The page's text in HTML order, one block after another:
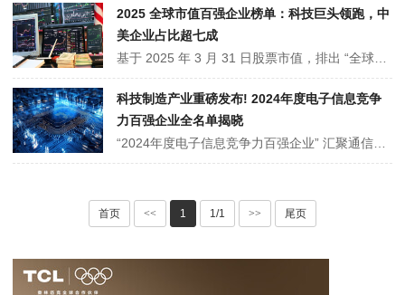
2025 全球市值百强企业榜单：科技巨头领跑，中
美企业占比超七成
基于 2025 年 3 月 31 日股票市值，排出 “全球市值百强上市公司” 榜单。苹果以 3.34 万亿美元登顶，微软、英伟达分列二、三位。100 强总市值达 42.6 万亿美元，年增 7%。科技公司最多，有 22 家，总市值 13.9 万亿美元。地域上，美国有 58 家企业上榜。中国有 14 家企业上榜，腾讯、阿里巴巴等企业市···
科技制造产业重磅发布! 2024年度电子信息竞争
力百强企业全名单揭晓
“2024年度电子信息竞争力百强企业” 汇聚通信、制造、新能源、半导体等多领域龙头。华为凭借技术优势位居榜首，比亚迪在新能源与电子制造领域成绩斐然，联想的电脑业务全球知名 。百强企业营收合计 65380 亿元，同比增长 10%，远超行业平均，占规上电子信息制造业收入超 40%，它们是推动行业技术创新、···
首页 << 1 1/1 >> 尾页